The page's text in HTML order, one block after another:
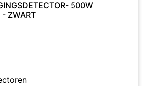
500W
- ZWART